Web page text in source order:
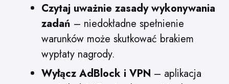
Czytaj uważnie zasady wykonywania
zadań – niedokładne spełnienie
warunków może skutkować brakiem
wypłaty nagrody.
Wyłącz AdBlock i VPN – aplikacja